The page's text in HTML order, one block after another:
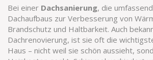
Bei einer Dachsanierung, die
Dachaufbaus zur Verbesserung von
Brandschutz und Haltbarkeit. Auch
Dachrenovierung, ist sie oft die
Haus – nicht weil sie schön aussieht,